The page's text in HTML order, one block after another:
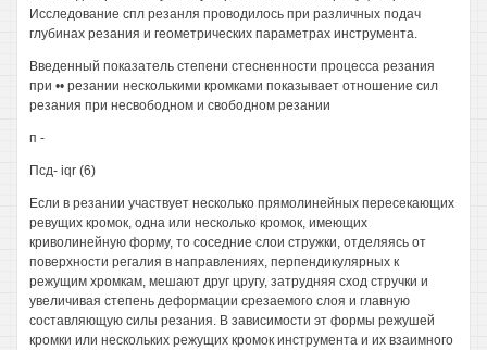
Исследование спл резанля проводилось при различных подач
глубинах резания и геометрических параметрах инструмента.
Введенный показатель степени стесненности процесса резания
при •• резании несколькими кромками показывает отношение сил
резания при несвободном и свободном резании
п -
Псд- iqr (6)
Если в резании участвует несколько прямолинейных пересекающих
ревущих кромок, одна или несколько кромок, имеющих
криволинейную форму, то соседние слои стружки, отделяясь от
поверхности регалия в направлениях, перпендикулярных к
режущим хромкам, мешают друг цругу, затрудняя сход стручки и
увеличивая степень деформации срезаемого слоя и главную
составляющую силы резания. В зависимости эт формы режушей
кромки или нескольких режущих кромок инструмента и их взаимного